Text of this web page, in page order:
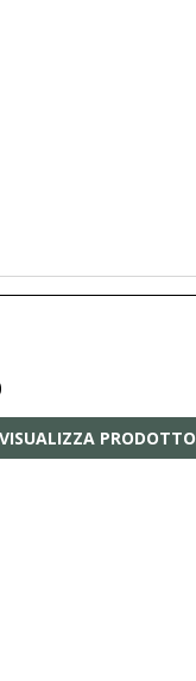
VISUALIZZA PRODOTTO